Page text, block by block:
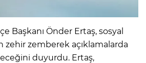
Başkanı Önder Ertaş, sosyal
zehir zemberek açıklamalarda
duyurdu. Ertaş,